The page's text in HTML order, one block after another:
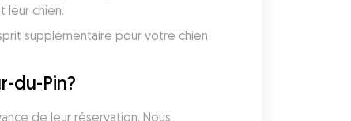
leur chien.
du-Pin?
de leur réservation. Nous